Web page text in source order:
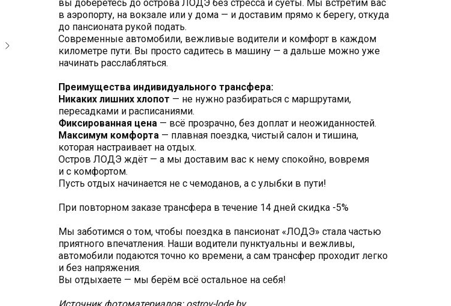
вы доберётесь до острова ЛОДЭ без стресса и суеты. Мы встретим вас
в аэропорту, на вокзале или у дома — и доставим прямо к берегу, откуда
до пансионата рукой подать.
Современные автомобили, вежливые водители и комфорт в каждом
километре пути. Вы просто садитесь в машину — а дальше можно уже
начинать расслабляться.
Преимущества индивидуального трансфера:
Никаких лишних хлопот — не нужно разбираться с маршрутами,
пересадками и расписаниями.
Фиксированная цена — всё прозрачно, без доплат и неожиданностей.
Максимум комфорта — плавная поездка, чистый салон и тишина,
которая настраивает на отдых.
Остров ЛОДЭ ждёт — а мы доставим вас к нему спокойно, вовремя
и с комфортом.
Пусть отдых начинается не с чемоданов, а с улыбки в пути!
При повторном заказе трансфера в течение 14 дней скидка -5%
Мы заботимся о том, чтобы поездка в пансионат «ЛОДЭ» стала частью
приятного впечатления. Наши водители пунктуальны и вежливы,
автомобили подаются точно ко времени, а сам трансфер проходит легко
и без напряжения.
Вы отдыхаете — мы берём всё остальное на себя!